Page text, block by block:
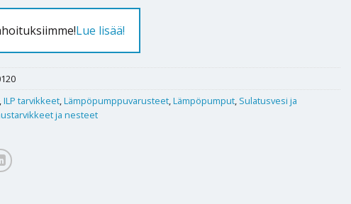
Lue lisää!
,ILP tarvikkeet,Lämpöpumppuvarusteet,Lämpöpumput, Sulatusvesi ja
ja nesteet